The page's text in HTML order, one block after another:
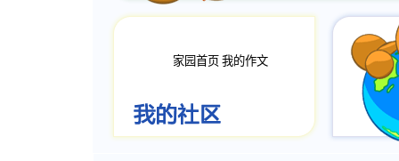
家园首页 我的作文